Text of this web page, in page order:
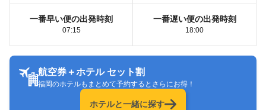
一番早い便の出発時刻
07:15
一番遅い便の出発時刻
18:00
航空券＋ホテル セット割
福岡のホテルもまとめて予約するとさらにお得！
ホテルと一緒に探す